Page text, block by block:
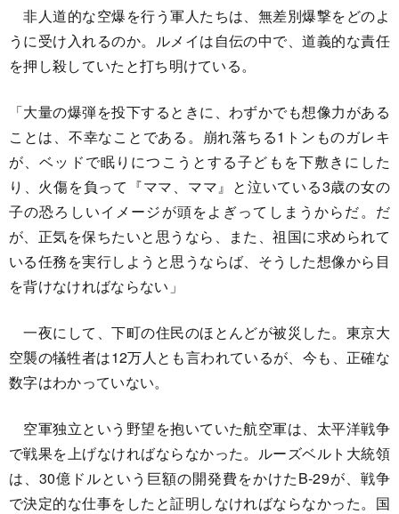
非人道的な空爆を行う軍人たちは、無差別爆撃をどのよ
うに受け入れるのか。ルメイは自伝の中で、道義的な責任
を押し殺していたと打ち明けている。
「大量の爆弾を投下するときに、わずかでも想像力がある
ことは、不幸なことである。崩れ落ちる1トンものガレキ
が、ベッドで眠りにつこうとする子どもを下敷きにした
り、火傷を負って『ママ、ママ』と泣いている3歳の女の
子の恐ろしいイメージが頭をよぎってしまうからだ。だ
が、正気を保ちたいと思うなら、また、祖国に求められて
いる任務を実行しようと思うならば、そうした想像から目
を背けなければならない」
一夜にして、下町の住民のほとんどが被災した。東京大
空襲の犠牲者は12万人とも言われているが、今も、正確な
数字はわかっていない。
空軍独立という野望を抱いていた航空軍は、太平洋戦争
で戦果を上げなければならなかった。ルーズベルト大統領
は、30億ドルという巨額の開発費をかけたB-29が、戦争
で決定的な仕事をしたと証明しなければならなかった。国